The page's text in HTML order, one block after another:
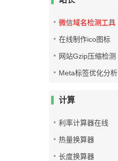
微信域名检测工具
在线制作ico图标
网站Gzip压缩检测
Meta标签优化分析
计算
利率计算器在线
热量换算器
长度换算器